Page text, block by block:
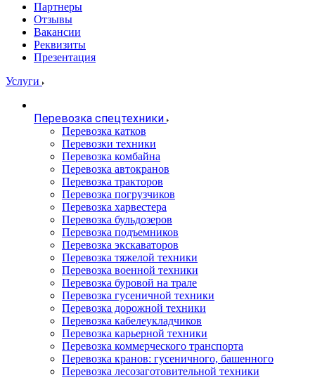
Партнеры
Отзывы
Вакансии
Реквизиты
Презентация
Услуги
Перевозка спецтехники
Перевозка катков
Перевозки техники
Перевозка комбайна
Перевозка автокранов
Перевозка тракторов
Перевозка погрузчиков
Перевозка харвестера
Перевозка бульдозеров
Перевозка подъемников
Перевозка экскаваторов
Перевозка тяжелой техники
Перевозка военной техники
Перевозка буровой на трале
Перевозка гусеничной техники
Перевозка дорожной техники
Перевозка кабелеукладчиков
Перевозка карьерной техники
Перевозка коммерческого транспорта
Перевозка кранов: гусеничного, башенного
Перевозка лесозаготовительной техники